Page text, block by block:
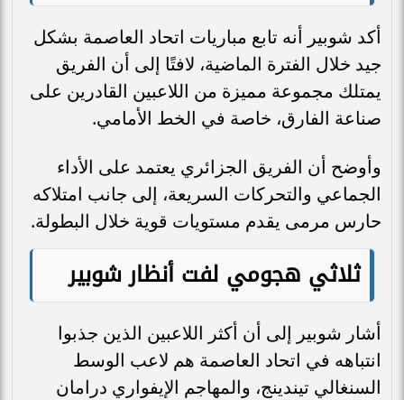
أكد شوبير أنه تابع مباريات اتحاد العاصمة بشكل
جيد خلال الفترة الماضية، لافتًا إلى أن الفريق
يمتلك مجموعة مميزة من اللاعبين القادرين على
صناعة الفارق، خاصة في الخط الأمامي.
وأوضح أن الفريق الجزائري يعتمد على الأداء
الجماعي والتحركات السريعة، إلى جانب امتلاكه
حارس مرمى يقدم مستويات قوية خلال البطولة.
ثلاثي هجومي لفت أنظار شوبير
أشار شوبير إلى أن أكثر اللاعبين الذين جذبوا
انتباهه في اتحاد العاصمة هم لاعب الوسط
السنغالي تيندينج، والمهاجم الإيفواري درامان